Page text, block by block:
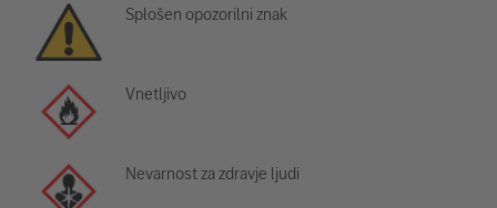
Splošen opozorilni znak
Vnetljivo
Nevarnost za zdravje ljudi